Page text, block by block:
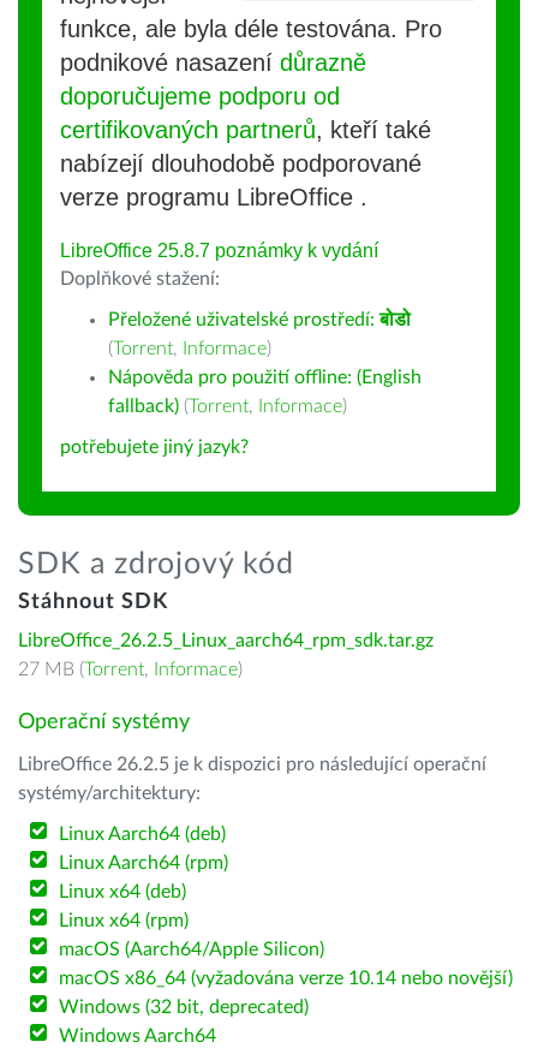
funkce, ale byla déle testována. Pro
podnikové nasazení důrazně
doporučujeme podporu od
certifikovaných partnerů, kteří také
nabízejí dlouhodobě podporované
verze programu LibreOffice .
LibreOffice 25.8.7 poznámky k vydání
Doplňkové stažení:
Přeložené uživatelské prostředí:बोडो
(Torrent, Informace)
Nápověda pro použití offline: (English
fallback) (Torrent, Informace)
potřebujete jiný jazyk?
SDK a zdrojový kód
Stáhnout SDK
LibreOffice_26.2.5_Linux_aarch64_rpm_sdk.tar.gz
27 MB (Torrent, Informace)
Operační systémy
LibreOffice 26.2.5 je k dispozici pro následující operační
systémy/architektury:
Linux Aarch64 (deb)
Linux Aarch64 (rpm)
Linux x64 (deb)
Linux x64 (rpm)
macOS (Aarch64/Apple Silicon)
macOS x86_64 (vyžadována verze 10.14 nebo novější)
Windows (32 bit, deprecated)
Windows Aarch64